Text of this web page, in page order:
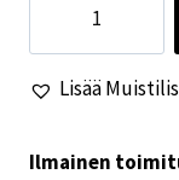
laatikko
30l
määräLisää
Ilmainen